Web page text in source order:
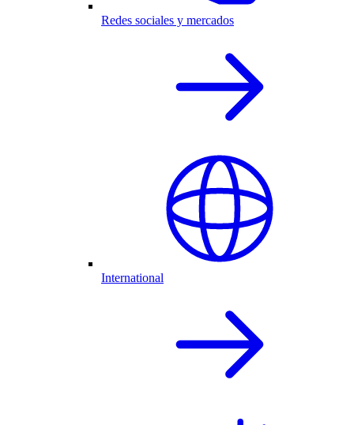
Redes sociales y mercados
International